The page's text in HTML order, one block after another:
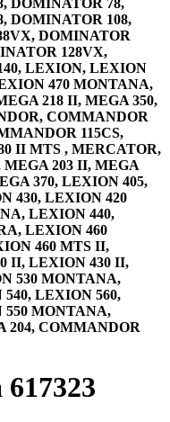
DOMINATOR 78,
DOMINATOR 108,
DOMINATOR
128VX,
LEXION, LEXION
470 MONTANA,
218 II, MEGA 350,
COMMANDOR
115CS,
II MTS , MERCATOR,
MEGA 203 II, MEGA
370, LEXION 405,
430, LEXION 420
LEXION 440,
LEXION 460
460 MTS II,
II, LEXION 430 II,
530 MONTANA,
LEXION 560,
MONTANA,
204, COMMANDOR
617323